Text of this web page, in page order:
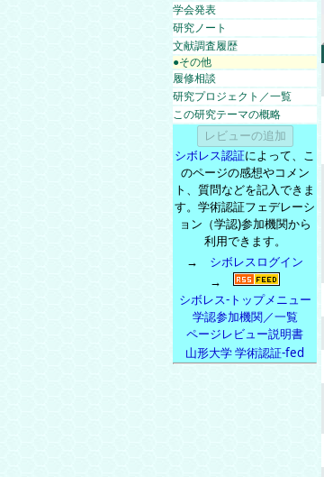
学会発表
研究ノート
文献調査履歴
●その他
履修相談
研究プロジェクト／一覧
この研究テーマの概略
シボレス認証によって、こ
のページの感想やコメン
ト、質問などを記入できま
す。学術認証フェデレーシ
ョン（学認)参加機関から
利用できます。
→ シボレスログイン
→
シボレス-トップメニュー
学認参加機関／一覧
ページレビュー説明書
山形大学 学術認証-fed